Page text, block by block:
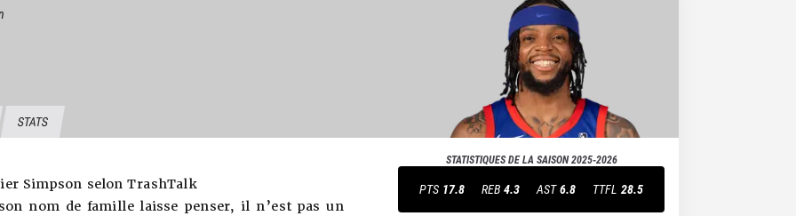
STATS
Simpson selon TrashTalk
nom de famille laisse penser, il n’est pas un
STATISTIQUES DE LA SAISON2025-2026
PTS 17.8 REB 4.3 AST 6.8 TTFL 28.5